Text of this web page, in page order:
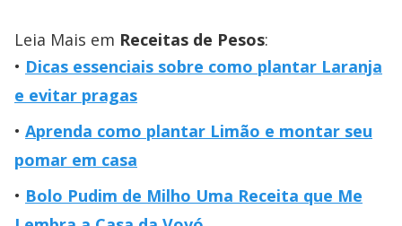
Leia Mais em Receitas de Pesos:
Dicas essenciais sobre como plantar Laranja
e evitar pragas
Aprenda como plantar Limão e montar seu
pomar em casa
Bolo Pudim de Milho Uma Receita que Me